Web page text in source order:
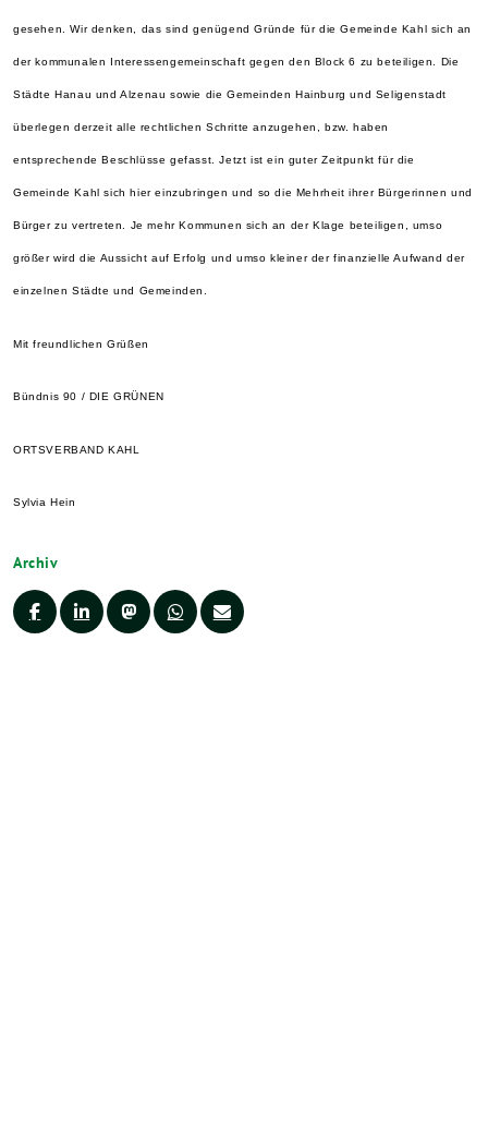
gesehen. Wir denken, das sind genügend Gründe für die Gemeinde Kahl sich an
der kommunalen Interessengemeinschaft gegen den Block 6 zu beteiligen. Die
Städte Hanau und Alzenau sowie die Gemeinden Hainburg und Seligenstadt
überlegen derzeit alle rechtlichen Schritte anzugehen, bzw. haben
entsprechende Beschlüsse gefasst. Jetzt ist ein guter Zeitpunkt für die
Gemeinde Kahl sich hier einzubringen und so die Mehrheit ihrer Bürgerinnen und
Bürger zu vertreten. Je mehr Kommunen sich an der Klage beteiligen, umso
größer wird die Aussicht auf Erfolg und umso kleiner der finanzielle Aufwand der
einzelnen Städte und Gemeinden.
Mit freundlichen Grüßen
Bündnis 90 / DIE GRÜNEN
ORTSVERBAND KAHL
Sylvia Hein
Archiv